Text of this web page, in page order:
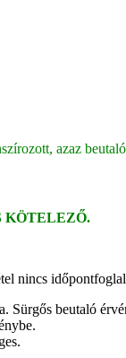
azaz
KÖTELEZŐ.
nincs
beutaló